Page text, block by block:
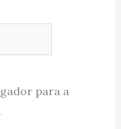
para a